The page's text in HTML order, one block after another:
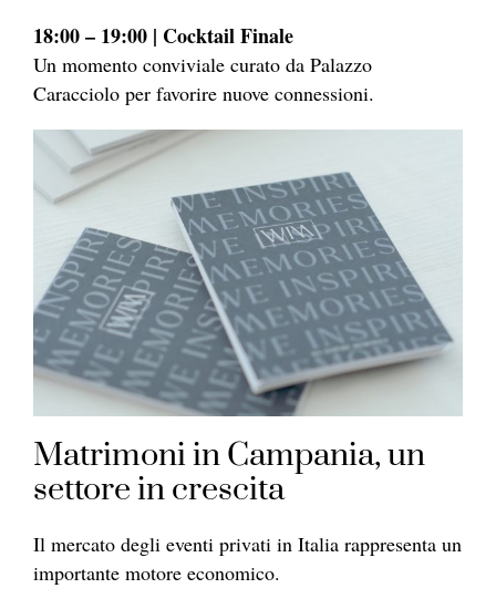
18:00 – 19:00 | Cocktail Finale
Un momento conviviale curato da Palazzo
Caracciolo per favorire nuove connessioni.
Matrimoni in Campania, un
settore in crescita
Il mercato degli eventi privati in Italia rappresenta un
importante motore economico.